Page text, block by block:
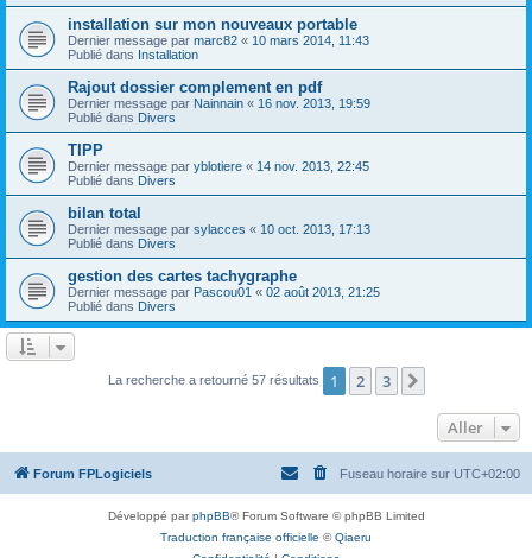
installation sur mon nouveaux portable
Dernier message par marc82 « 10 mars 2014, 11:43
Publié dans Installation
Rajout dossier complement en pdf
Dernier message par Nainnain « 16 nov. 2013, 19:59
Publié dans Divers
TIPP
Dernier message par yblotiere « 14 nov. 2013, 22:45
Publié dans Divers
bilan total
Dernier message par sylacces « 10 oct. 2013, 17:13
Publié dans Divers
gestion des cartes tachygraphe
Dernier message par Pascou01 « 02 août 2013, 21:25
Publié dans Divers
La recherche a retourné 57 résultats 1 2 3
Aller
Forum FPLogiciels Fuseau horaire sur UTC+02:00
Développé parphpBB® Forum Software © phpBB Limited
Traduction française officielle ©Qiaeru